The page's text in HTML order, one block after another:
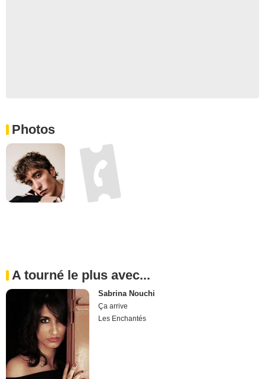
Photos
A tourné le plus avec...
Sabrina Nouchi
Ça arrive
Les Enchantés